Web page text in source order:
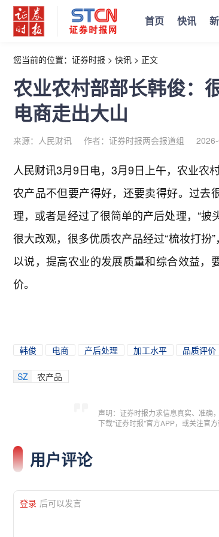
首页 快讯
您当前的位置： 证券时报 > 快讯 > 正文
农业农村部部长韩俊：
电商走出大山
来源：人民财讯 作者：证券时报两会报道组
人民财讯3月9日电，3月9日上午，农业农
农产品不但要产得好，还要卖得好。过去
理，或者是经过了很简单的产后处理，“
很大改观，很多优质农产品经过“梳妆打
以说，提高农业的发展质量和综合效益
价。
韩俊 电商 产后处理 加工水平 品质评价
SZ 农产品
声明：证券时报力求信息真实、准确
下载"证券时报"官方APP，或关注官
用户评论
登录 后可以发言